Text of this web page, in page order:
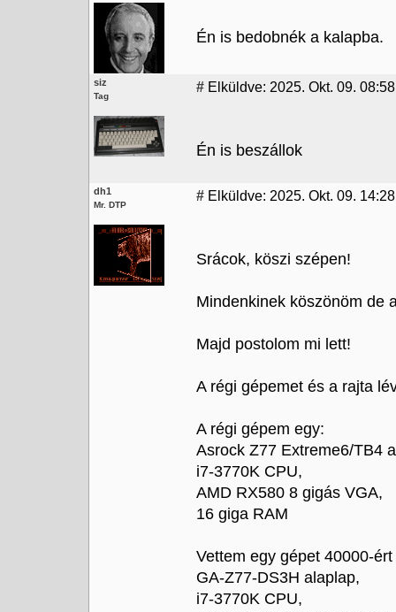
Én is bedobnék a kalapba.
siz
Tag
# Elküldve: 2025. Okt. 09. 08:58
Én is beszállok
dh1
Mr. DTP
# Elküldve: 2025. Okt. 09. 14:28
Srácok, köszi szépen!
Mindenkinek köszönöm de
Majd postolom mi lett!
A régi gépemet és a rajta
A régi gépem egy:
Asrock Z77 Extreme6/TB4
i7-3770K CPU,
AMD RX580 8 gigás VGA,
16 giga RAM
Vettem egy gépet 40000-
GA-Z77-DS3H alaplap,
i7-3770K CPU,